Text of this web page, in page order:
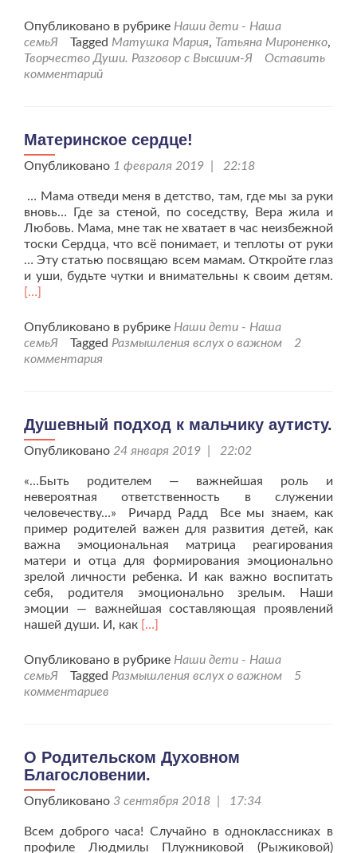
проДева
Мария
в
Опубликовано в рубрике Наши дети - Наша
семьЯ
Tagged Матушка Мария, Татьяна Мироненко,
Творчество Души. Разговор с Высшим-Я
Оставить
комментарий
Материнское сердце!
Опубликовано 1 февраля 2019 | 22:18
… Мама отведи меня в детство, там, где мы за руки
вновь… Где за стеной, по соседству, Вера жила и
Любовь. Мама, мне так не хватает в час неизбежной
тоски Сердца, что всё понимает, и теплоты от руки
… Эту статью посвящаю всем мамам. Откройте глаз
и уши, будьте чутки и внимательны к своим детям.
[…]
Опубликовано в рубрике Наши дети - Наша
семьЯ
Tagged Размышления вслух о важном
2
комментария
Душевный подход к мальчику аутисту.
Опубликовано 24 января 2019 | 22:02
«…Быть родителем — важнейшая роль и
невероятная ответственность в служении
человечеству…» Ричард Радд Все мы знаем, как
пример родителей важен для развития детей, как
важна эмоциональная матрица реагирования
матери и отца для формирования эмоционально
зрелой личности ребенка. И как важно воспитать
себя, родителя эмоционально зрелым. Наши
эмоции — важнейшая составляющая проявлений
нашей души. И, как Читать
проДушевный
подход
[…]
Опубликовано в рубрике Наши дети - Наша
семьЯ
Tagged Размышления вслух о важном
5
комментариев
О Родительском Духовном
Благословении.
Опубликовано 3 сентября 2018 | 17:34
Всем доброго часа! Случайно в одноклассниках в
профиле Людмилы Плужниковой (Рыжиковой)